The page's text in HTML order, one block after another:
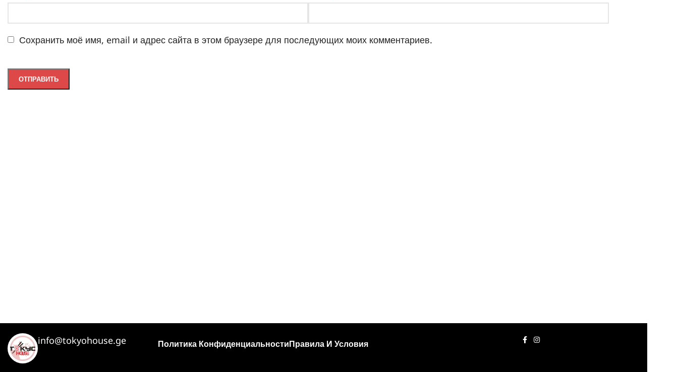
Сохранить моё имя, email и адрес сайта в этом браузере для последующих моих комментариев.
info@tokyohouse.ge Политика КонфиденциальностиПравила И Условия